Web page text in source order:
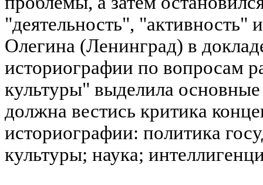
"деятельность", "активность"
Олегина (Ленинград) в
историографии по вопросам
культуры" выделила
должна вестись критика
историографии: политика
культуры; наука;